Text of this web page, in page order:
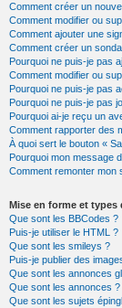
Comment créer un
Comment modifier ou
Comment ajouter une
Comment créer un
Pourquoi ne puis-je pas
Comment modifier ou
Pourquoi ne puis-je pas
Pourquoi ne puis-je pas
Pourquoi ai-je reçu un
Comment rapporter des
À quoi sert le bouton «
Pourquoi mon message
Comment remonter mon
Mise en forme et types
Que sont les BBCodes ?
Puis-je utiliser le HTML ?
Que sont les smileys ?
Puis-je publier des
Que sont les annonces
Que sont les annonces ?
Que sont les sujets